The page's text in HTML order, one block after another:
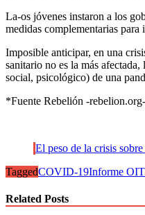
La-os jóvenes instaron a los
medidas complementarias
Imposible anticipar, en una
sanitario no es la más
social, psicológico) de una
*Fuente Rebelión -
El peso de la crisis
TaggedCOVID-19Informe OIT
Related Posts